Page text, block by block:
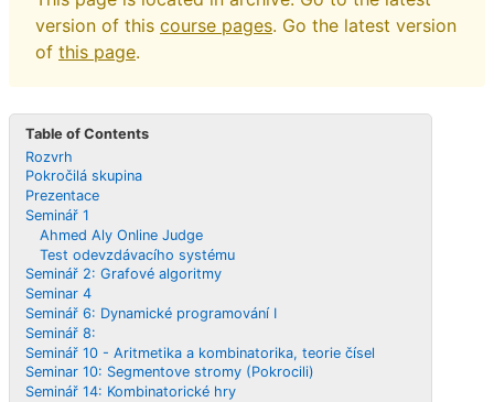
version of this course pages. Go the latest version
of this page.
Table of Contents
Rozvrh
Pokročilá skupina
Prezentace
Seminář 1
Ahmed Aly Online Judge
Test odevzdávacího systému
Seminář 2: Grafové algoritmy
Seminar 4
Seminář 6: Dynamické programování I
Seminář 8:
Seminář 10 - Aritmetika a kombinatorika, teorie čísel
Seminar 10: Segmentove stromy (Pokrocili)
Seminář 14: Kombinatorické hry